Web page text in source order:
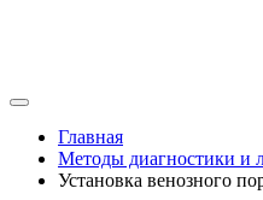
Главная
Методы диагностики и
Установка венозного